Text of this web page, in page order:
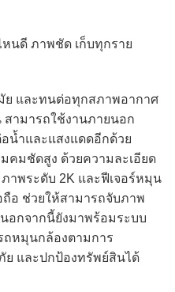
และทนต่อทุกสภาพอากาศ
ามารถใช้งานภายนอก
น้ำและแสงแดดอีกด้วย
มชัดสูง ด้วยความละเอียด
าพระดับ 2K และฟีเจอร์หมุน
อ ช่วยให้สามารถจับภาพ
อกจากนี้ยังมาพร้อมระบบ
ถหมุนกล้องตามการ
ย และปกป้องทรัพย์สินได้